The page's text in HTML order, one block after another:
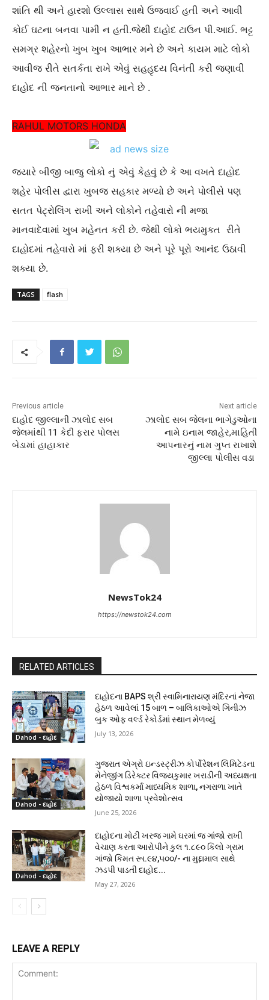
શાંતિ થી અને હારશો ઉલ્લાસ સાથે ઉજવાઈ હતી અને આવી
કોઈ ઘટના બનવા પામી ન હતી.જેથી દાહોદ ટાઉન પી.આઈ. ભટ્ટ
સમગ્ર શહેરનો ખુબ ખુબ આભાર મને છે અને કાયમ માટે લોકો
આવીજ રીતે સતર્કતા રાખે એવું સહહૃદય વિનંતી કરી જણાવી
દાહોદ ની જનતાનો આભાર માને છે .
RAHUL MOTORS HONDA
જયારે બીજી બાજુ લોકો નું એવું કેહવું છે કે આ વખતે દાહોદ
શહેર પોલીસ દ્વારા ખુબજ સહકાર મળ્યો છે અને પોલીસે પણ
સતત પેટ્રોલિંગ રાખી અને લોકોને તહેવારો ની મજા
માનવાદેવામાં ખુબ મહેનત કરી છે. જેથી લોકો ભયમુકત રીતે
દાહોદમાં તહેવારો માં ફરી શક્યા છે અને પૂરે પૂરો આનંદ ઉઠાવી
શક્યા છે.
TAGS flash
Previous article
દાહોદ જીલ્લાની ઝાલોદ સબ
જેલમાંથી 11 કેદી ફરાર પોલસ
બેડામાં હાહાકાર
Next article
ઝાલોદ સબ જેલના ભાગેડુઓના
નામે ઇનામ જાહેર,માહિતી
આપનારનું નામ ગુપ્ત રાખાશે
જીલ્લા પોલીસ વડા
NewsTok24
https://newstok24.com
RELATED ARTICLES
Dahod - દાહોદ
દાહોદના BAPS શ્રી સ્વામિનારાયણ મંદિરનાં નેજા
હેઠળ આવેલાં 15 બાળ – બાલિકાઓએ ગિનીઝ
બુક ઓફ વર્લ્ડ રેકોર્ડમાં સ્થાન મેળવ્યું
July 13, 2026
Dahod - દાહોદ
ગુજરાત એગ્રો ઇન્ડસ્ટ્રીઝ કોર્પોરેશન લિમિટેડના
મેનેજીંગ ડિરેક્ટર વિજયકુમાર ખરાડીની અધ્યક્ષતા
હેઠળ વિશ્વકર્મા માધ્યમિક શાળા, નગરાળા ખાતે
યોજાયો શાળા પ્રવેશોત્સવ
June 25, 2026
Dahod - દાહોદ
દાહોદના મોટી ખરજ ગામે ઘરમાં જ ગાંજો રાખી
વેચાણ કરતા આરોપીને કુલ ૧.૮૯૦ કિલો ગ્રામ
ગાંજો કિંમત રૂા.૯૪,૫૦૦/- ના મુદ્દામાલ સાથે
ઝડપી પાડતી દાહોદ...
May 27, 2026
LEAVE A REPLY